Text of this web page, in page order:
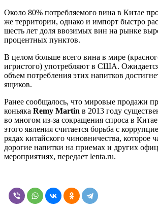
Около 80% потребляемого вина в Китае
же территории, однако и импорт быстро
шесть лет доля ввозимых вин на рынке
процентных пунктов.
В целом больше всего вина в мире
игристого) употребляют в США.
объем потребления этих напитков
ящиков.
Ранее сообщалось, что мировые продажи
коньяка Remy Martin в 2013 году
во многом из-за сокращения спроса в
этого явления считается борьба с
рядах китайского чиновничества, которое
дорогие напитки на приемах и других
мероприятиях, передает lenta.ru.